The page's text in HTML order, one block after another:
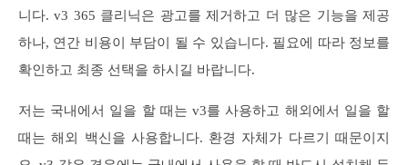
니다. v3 365 클리닉은 광고를 제거하고 더 많은 기능을 제공
하나, 연간 비용이 부담이 될 수 있습니다. 필요에 따라 정보를
확인하고 최종 선택을 하시길 바랍니다.
저는 국내에서 일을 할 때는 v3를 사용하고 해외에서 일을 할
때는 해외 백신을 사용합니다. 환경 자체가 다르기 때문이지